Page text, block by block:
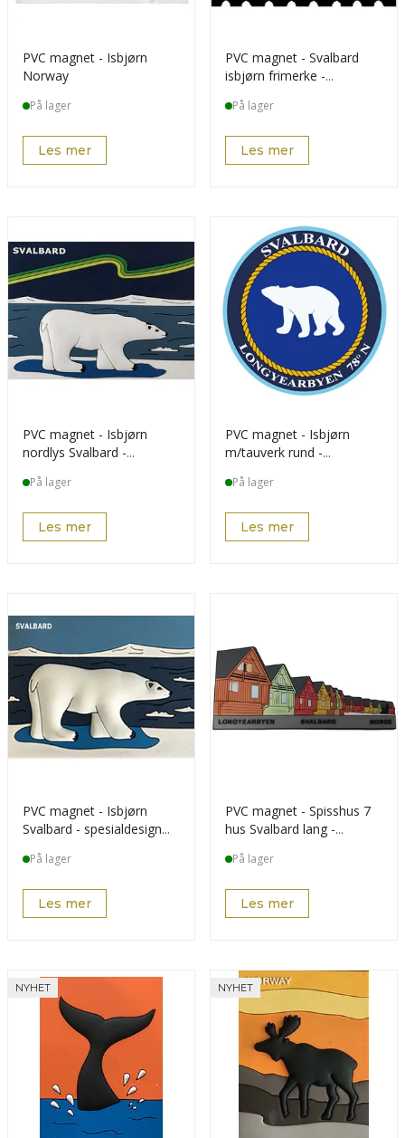
PVC magnet - Isbjørn
Norway
På lager
Les mer
PVC magnet - Svalbard
isbjørn frimerke -
På lager
Les mer
PVC magnet - Isbjørn
nordlys Svalbard -
På lager
Les mer
PVC magnet - Isbjørn
m/tauverk rund -
På lager
Les mer
PVC magnet - Isbjørn
Svalbard - spesialdesign
På lager
Les mer
PVC magnet - Spisshus 7
hus Svalbard lang -
På lager
Les mer
NYHET NYHET